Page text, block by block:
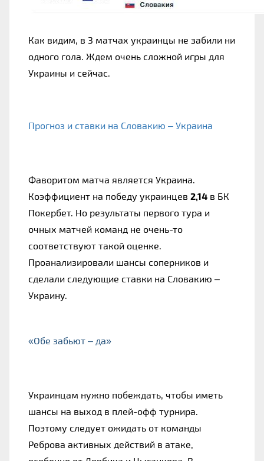
Как видим, в 3 матчах украинцы не забили ни
одного гола. Ждем очень сложной игры для
Украины и сейчас.
Прогноз и ставки на Словакию – Украина
Фаворитом матча является Украина.
Коэффициент на победу украинцев 2,14 в БК
Покербет. Но результаты первого тура и
очных матчей команд не очень-то
соответствуют такой оценке.
Проанализировали шансы соперников и
сделали следующие ставки на Словакию –
Украину.
«Обе забьют – да»
Украинцам нужно побеждать, чтобы иметь
шансы на выход в плей-офф турнира.
Поэтому следует ожидать от команды
Реброва активных действий в атаке,